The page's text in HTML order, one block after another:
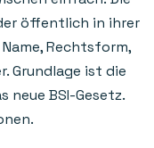
öffentlich in ihrer
Rechtsform,
Grundlage ist die
neue BSI-Gesetz.